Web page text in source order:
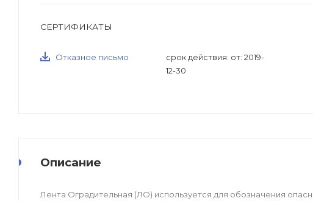
СЕРТИФИКАТЫ
Отказное письмо
срок действия: от: 2019-
12-30
Описание
Лента Оградительная (ЛО) используется для обозначения